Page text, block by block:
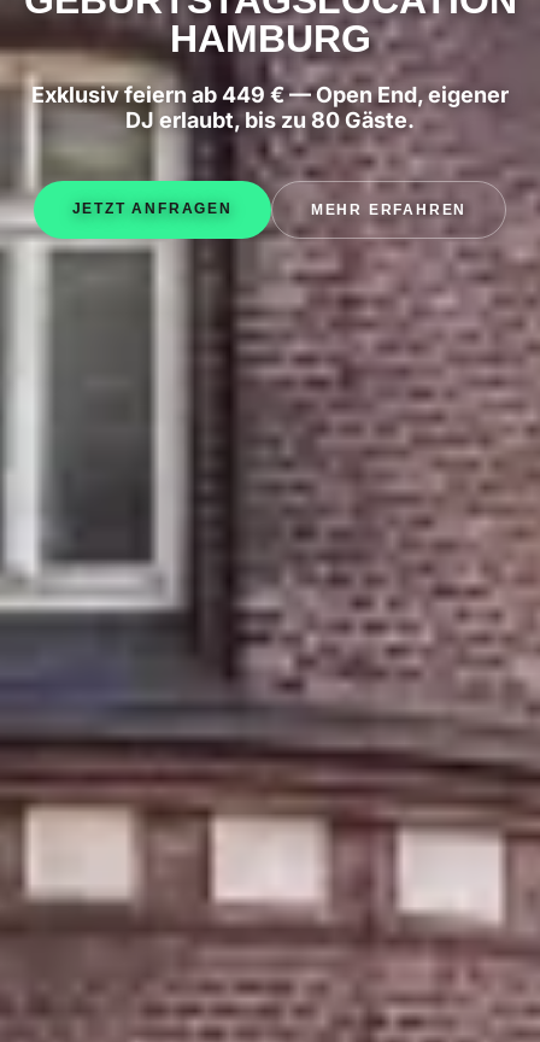
HAMBURG
Exklusiv feiern ab 449 € — Open End, eigener
DJ erlaubt, bis zu 80 Gäste.
JETZT ANFRAGEN MEHR ERFAHREN